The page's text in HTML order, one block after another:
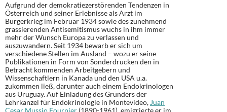
Aufgrund der demokratiezerstörenden Tendenzen in
Österreich und seiner Erlebnisse als Arzt im
Bürgerkrieg im Februar 1934 sowie des zunehmend
grassierenden Antisemitismus wuchs in ihm immer
mehr der Wunsch Europa zu verlassen und
auszuwandern. Seit 1934 bewarb er sich um
verschiedene Stellen im Ausland – wozu er seine
Publikationen in Form von Sonderdrucken den in
Betracht kommenden Arbeitgebern und
Wissenschaftlern in Kanada und den USA u.a.
zukommen ließ, darunter auch einem Endokrinologen
aus Uruguay. Auf Einladung des Gründers der
Lehrkanzel für Endokrinologie in Montevideo, Juan